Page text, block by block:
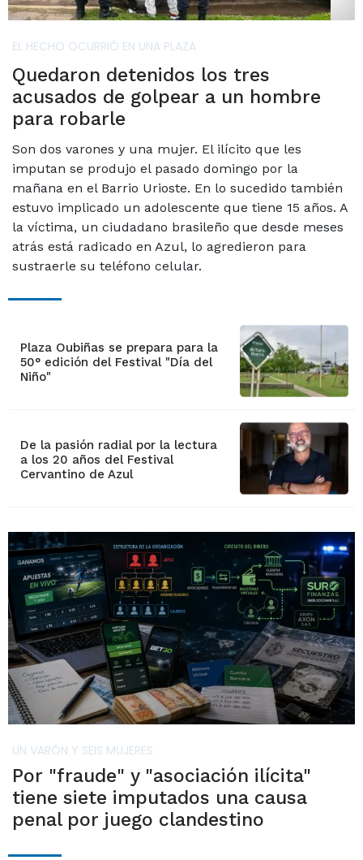
EL HECHO OCURRIÓ EN UNA PLAZA
Quedaron detenidos los tres
acusados de golpear a un hombre
para robarle
Son dos varones y una mujer. El ilícito que les
imputan se produjo el pasado domingo por la
mañana en el Barrio Urioste. En lo sucedido también
estuvo implicado un adolescente que tiene 15 años. A
la víctima, un ciudadano brasileño que desde meses
atrás está radicado en Azul, lo agredieron para
sustraerle su teléfono celular.
Plaza Oubiñas se prepara para la
50° edición del Festival "Día del
Niño"
De la pasión radial por la lectura
a los 20 años del Festival
Cervantino de Azul
UN VARÓN Y SEIS MUJERES
Por "fraude" y "asociación ilícita"
tiene siete imputados una causa
penal por juego clandestino